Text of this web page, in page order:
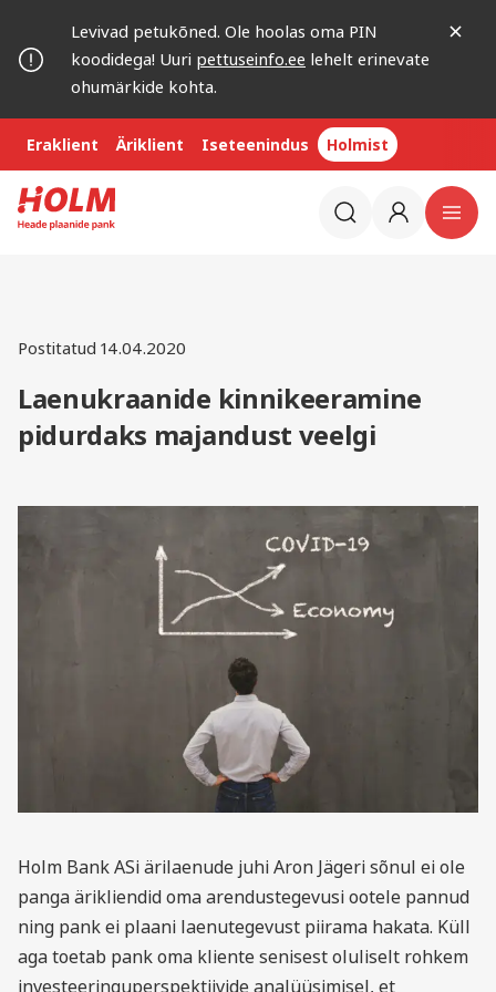
Levivad petukõned. Ole hoolas oma PIN
koodidega! Uuri pettuseinfo.ee lehelt erinevate
ohumärkide kohta.
Eraklient Äriklient Iseteenindus Holmist
Postitatud 14.04.2020
Laenukraanide kinnikeeramine
pidurdaks majandust veelgi
Holm Bank ASi ärilaenude juhi Aron Jägeri sõnul ei ole
panga ärikliendid oma arendustegevusi ootele pannud
ning pank ei plaani laenutegevust piirama hakata. Küll
aga toetab pank oma kliente senisest oluliselt rohkem
investeeringuperspektiivide analüüsimisel, et